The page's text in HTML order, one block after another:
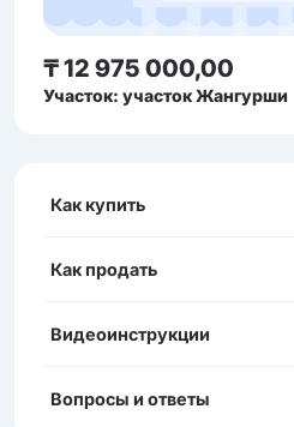
₸ 12 975 000,00
Участок: участок Жангурши
Как купить
Как продать
Видеоинструкции
Вопросы и ответы